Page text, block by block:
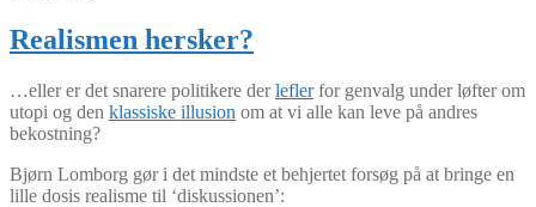
Realismen hersker?
…eller er det snarere politikere derleflerfor genvalg under løfter om
utopi og den klassiske illusion om at vi alle kan leve på andres
bekostning?
Bjørn Lomborg gør i det mindste et behjertet forsøg på at bringe en
lille dosis realisme til ‘diskussionen’: